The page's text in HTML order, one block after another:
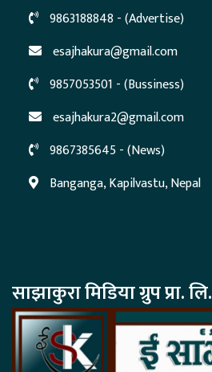
9863188848 - (Advertise)
esajhakura@gmail.com
9857053501 - (Bussiness)
esajhakura2@gmail.com
9867385645 - (News)
Banganga, Kapilvastu, Nepal
साझाकुरा मिडिया ग्रुप प्रा. लि.